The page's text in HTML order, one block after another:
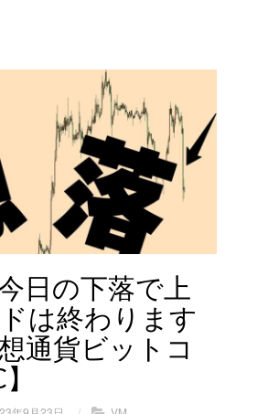
日の下落で上
は終わります
通貨ビットコ